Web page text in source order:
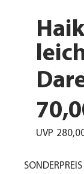
UVP
SONDERPREIS